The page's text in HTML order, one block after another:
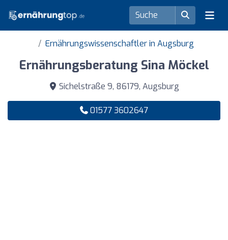
Ernährungswissenschaftler in Augsburg
Ernährungsberatung Sina Möckel
Sichelstraße 9, 86179, Augsburg
01577 3602647